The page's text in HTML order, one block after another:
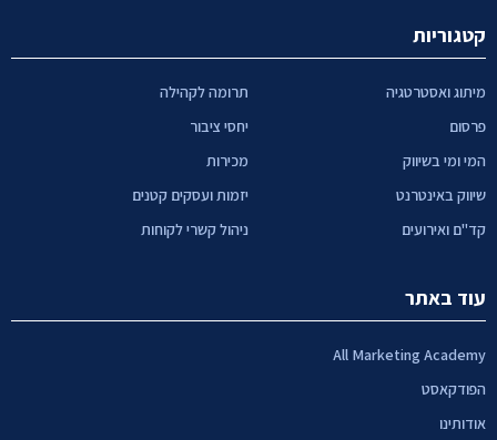
קטגוריות
מיתוג ואסטרטגיה
פרסום
המי ומי בשיווק
שיווק באינטרנט
קד"ם ואירועים
תרומה לקהילה
יחסי ציבור
מכירות
יזמות ועסקים קטנים
ניהול קשרי לקוחות
עוד באתר
All Marketing Academy
הפודקאסט
אודותינו